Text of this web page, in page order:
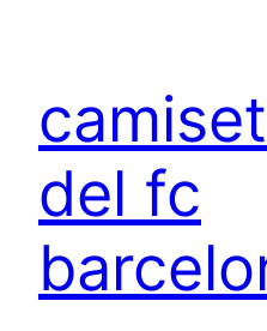
del fc